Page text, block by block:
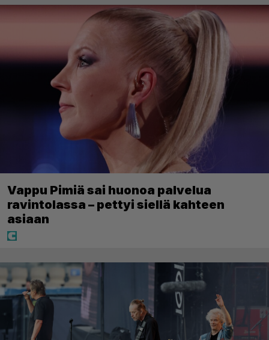
Vappu Pimiä sai huonoa palvelua
ravintolassa – pettyi siellä kahteen
asiaan